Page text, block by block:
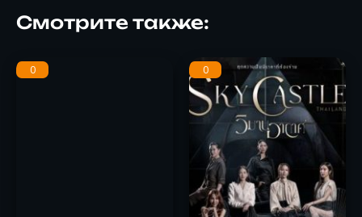
Смотрите также:
0 0